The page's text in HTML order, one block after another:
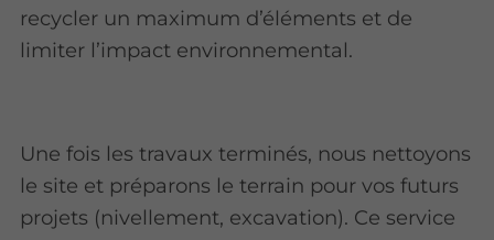
recycler un maximum d’éléments et de
limiter l’impact environnemental.
Une fois les travaux terminés, nous nettoyons
le site et préparons le terrain pour vos futurs
projets (nivellement, excavation). Ce service